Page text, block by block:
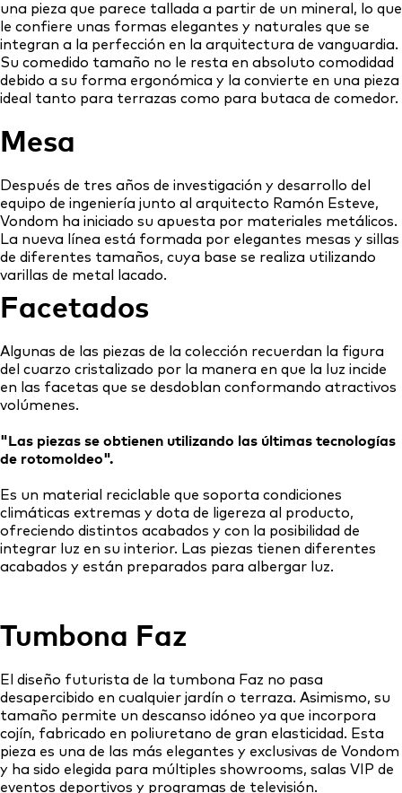
una pieza que parece tallada a partir de un mineral, lo que
le confiere unas formas elegantes y naturales que se
integran a la perfección en la arquitectura de vanguardia.
Su comedido tamaño no le resta en absoluto comodidad
debido a su forma ergonómica y la convierte en una pieza
ideal tanto para terrazas como para butaca de comedor.
Mesa
Después de tres años de investigación y desarrollo del
equipo de ingeniería junto al arquitecto Ramón Esteve,
Vondom ha iniciado su apuesta por materiales metálicos.
La nueva línea está formada por elegantes mesas y sillas
de diferentes tamaños, cuya base se realiza utilizando
varillas de metal lacado.
Facetados
Algunas de las piezas de la colección recuerdan la figura
del cuarzo cristalizado por la manera en que la luz incide
en las facetas que se desdoblan conformando atractivos
volúmenes.
"Las piezas se obtienen utilizando las últimas tecnologías
de rotomoldeo".
Es un material reciclable que soporta condiciones
climáticas extremas y dota de ligereza al producto,
ofreciendo distintos acabados y con la posibilidad de
integrar luz en su interior. Las piezas tienen diferentes
acabados y están preparados para albergar luz.
Tumbona Faz
El diseño futurista de la tumbona Faz no pasa
desapercibido en cualquier jardín o terraza. Asimismo, su
tamaño permite un descanso idóneo ya que incorpora
cojín, fabricado en poliuretano de gran elasticidad. Esta
pieza es una de las más elegantes y exclusivas de Vondom
y ha sido elegida para múltiples showrooms, salas VIP de
eventos deportivos y programas de televisión.